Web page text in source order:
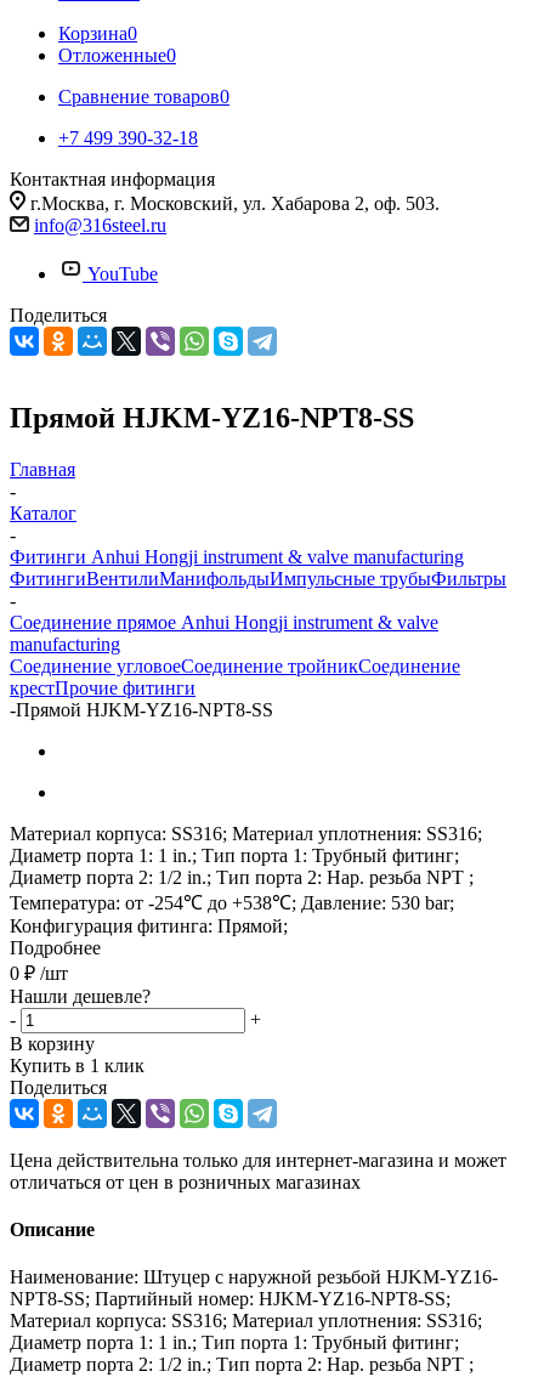
Корзина0
Отложенные0
Сравнение товаров0
+7 499 390-32-18
Контактная информация
г.Москва, г. Московский, ул. Хабарова 2, оф. 503.
info@316steel.ru
YouTube
Поделиться
Прямой HJKM-YZ16-NPT8-SS
Главная
-
Каталог
-
Фитинги Anhui Hongji instrument & valve manufacturing
ФитингиВентилиМанифольдыИмпульсные трубыФильтры
-
Соединение прямое Anhui Hongji instrument & valve
manufacturing
Соединение угловоеСоединение тройникСоединение
крестПрочие фитинги
-Прямой HJKM-YZ16-NPT8-SS
Материал корпуса: SS316; Материал уплотнения: SS316;
Диаметр порта 1: 1 in.; Тип порта 1: Трубный фитинг;
Диаметр порта 2: 1/2 in.; Тип порта 2: Нар. резьба NPT ;
Температура: от -254℃ до +538℃; Давление: 530 bar;
Конфигурация фитинга: Прямой;
Подробнее
0 ₽ /шт
Нашли дешевле?
-
+
В корзину
Купить в 1 клик
Поделиться
Цена действительна только для интернет-магазина и может
отличаться от цен в розничных магазинах
Описание
Наименование: Штуцер с наружной резьбой HJKM-YZ16-
NPT8-SS; Партийный номер: HJKM-YZ16-NPT8-SS;
Материал корпуса: SS316; Материал уплотнения: SS316;
Диаметр порта 1: 1 in.; Тип порта 1: Трубный фитинг;
Диаметр порта 2: 1/2 in.; Тип порта 2: Нар. резьба NPT ;